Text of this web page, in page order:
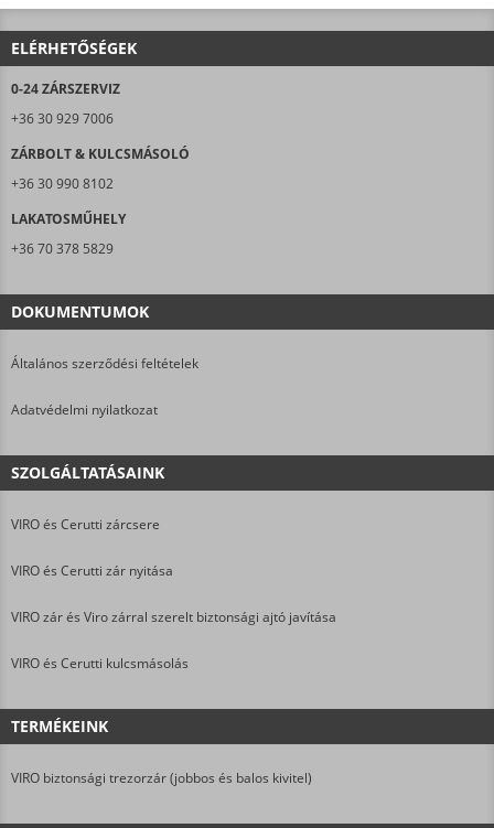
ELÉRHETŐSÉGEK
0-24 ZÁRSZERVIZ
+36 30 929 7006
ZÁRBOLT & KULCSMÁSOLÓ
+36 30 990 8102
LAKATOSMŰHELY
+36 70 378 5829
DOKUMENTUMOK
Általános szerződési feltételek
Adatvédelmi nyilatkozat
SZOLGÁLTATÁSAINK
VIRO és Cerutti zárcsere
VIRO és Cerutti zár nyitása
VIRO zár és Viro zárral szerelt biztonsági ajtó javítása
VIRO és Cerutti kulcsmásolás
TERMÉKEINK
VIRO biztonsági trezorzár (jobbos és balos kivitel)